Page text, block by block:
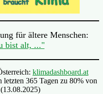
für ältere Menschen:
bist alt, ..."
klimadashboard.at
365 Tagen zu 80% von